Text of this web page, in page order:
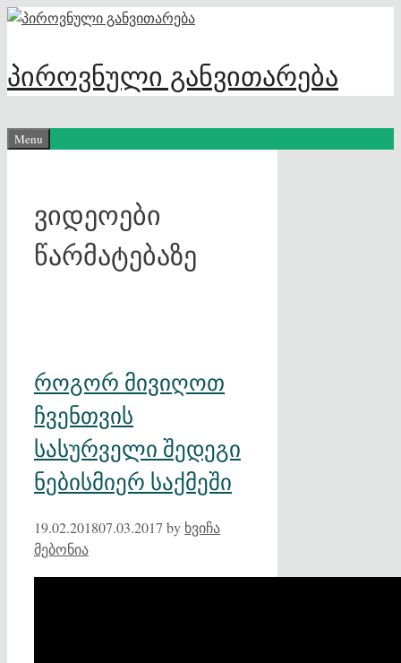
Skip
content
პიროვნული განვითარება
Menu
ვიდეოები
წარმატებაზე
როგორ მივიღოთ
ჩვენთვის
სასურველი შედეგი
ნებისმიერ საქმეში
19.02.201807.03.2017 by ხვიჩა
მებონია